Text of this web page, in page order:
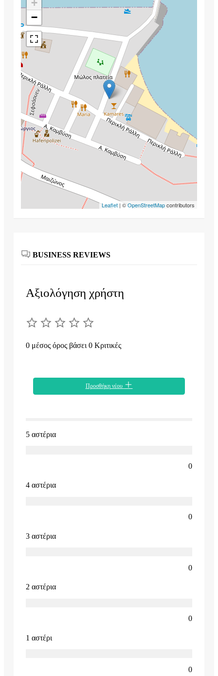
+
−
Leaflet | ©OpenStreetMapcontributors
BUSINESS REVIEWS
Αξιολόγηση χρήστη
0 μέσος όρος βάσει 0 Κριτικές
Προσθήκη νέου
5 αστέρια
0
4 αστέρια
0
3 αστέρια
0
2 αστέρια
0
1 αστέρι
0